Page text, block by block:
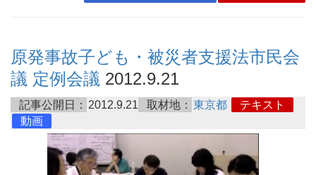
原発事故子ども・被災者支援法市民会
議 定例会議 2012.9.21
記事公開日： 2012.9.21 取材地： 東京都
テキスト
動画